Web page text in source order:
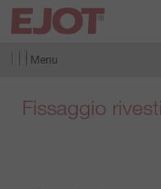
Menu
Fissaggio